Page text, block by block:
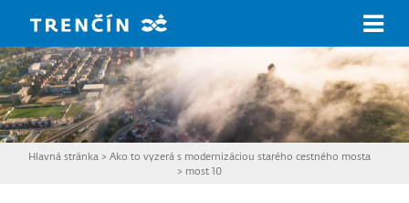
Hlavná stránka > Ako to vyzerá s modernizáciou starého cestného mosta
> most 10